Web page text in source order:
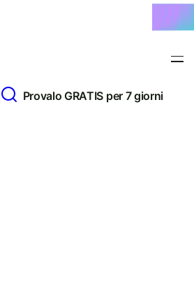
Provalo GRATIS per 7 giorni